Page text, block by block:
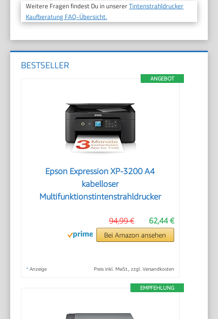
Weitere Fragen findest Du in unsererTintenstrahldrucker
Kaufberatung FAQ-Übersicht.
BESTSELLER
ANGEBOT
Epson Expression XP-3200 A4
kabelloser
Multifunktionstintenstrahldrucker
62,44 €
94,99 €
Bei Amazon ansehen
* Anzeige Preis inkl. MwSt., zzgl. Versandkosten
EMPFEHLUNG